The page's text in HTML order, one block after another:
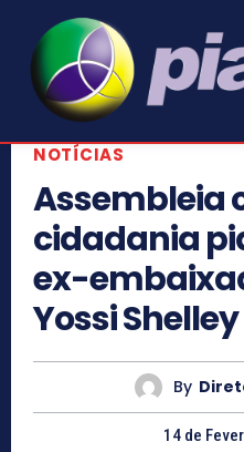
NOTÍCIAS
Assembleia
cidadania
ex-
Yossi Shelley
By
14 de